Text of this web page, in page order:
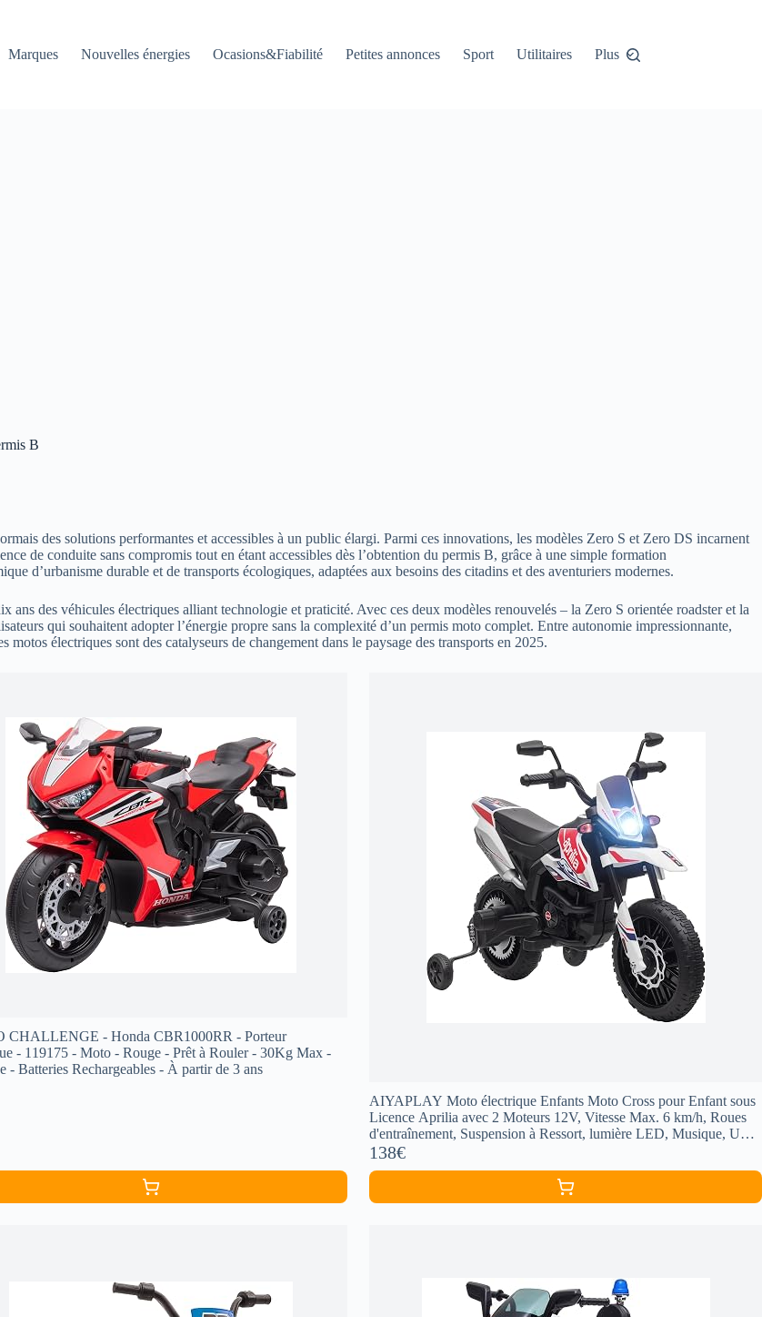
Marques Nouvelles énergies Ocasions&Fiabilité Petites annonces Sport Utilitaires Plus
B
des solutions performantes et accessibles à un public élargi. Parmi ces innovations, les modèles Zero S et Zero DS incarnent
de conduite sans compromis tout en étant accessibles dès l’obtention du permis B, grâce à une simple formation
d’urbanisme durable et de transports écologiques, adaptées aux besoins des citadins et des aventuriers modernes.
des véhicules électriques alliant technologie et praticité. Avec ces deux modèles renouvelés – la Zero S orientée roadster et la
qui souhaitent adopter l’énergie propre sans la complexité d’un permis moto complet. Entre autonomie impressionnante,
électriques sont des catalyseurs de changement dans le paysage des transports en 2025.
CHALLENGE - Honda CBR1000RR - Porteur
- 119175 - Moto - Rouge - Prêt à Rouler - 30Kg Max -
- Batteries Rechargeables - À partir de 3 ans
AIYAPLAY Moto électrique Enfants Moto Cross pour Enfant sous
Licence Aprilia avec 2 Moteurs 12V, Vitesse Max. 6 km/h, Roues
d'entraînement, Suspension à Ressort, lumière LED, Musique, USB
- Blanc
138€